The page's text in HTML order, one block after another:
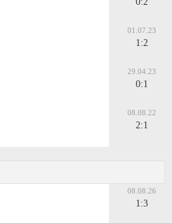
01.07.23
1:2
29.04.23
0:1
08.08.22
2:1
08.08.26
1:3